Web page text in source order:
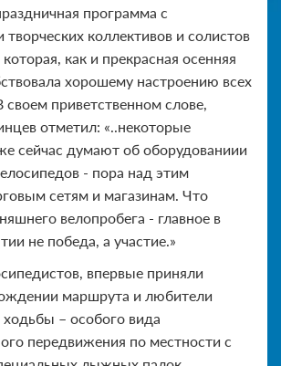
программа с
коллективов и солистов
как и прекрасная осенняя
хорошему настроению всех
приветственном слове,
отметил: «..некоторые
сейчас думают об оборудованиии
- пора над этим
сетям и магазинам. Что
велопробега - главное в
не победа, а участие.»
впервые приняли
маршрута и любители
ходьбы – особого вида
передвижения по местности с